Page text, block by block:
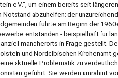
e.V.", um einem bereits seit
abzuhelfen: der
führte am Beginn der
entstanden - beispielhaft für
mancherorts in Frage gestellt.
und Nordelbischen Kirchenamt
aktuelle Problematik zu
geführt. Sie werden umrahmt